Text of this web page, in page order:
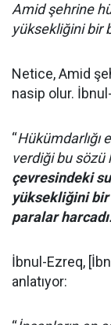
Amid şehrine
yüksekliğini bir
Netice, Amid
nasip olur.
“Hükümdarlığı
verdiği bu sözü
çevresindeki
yüksekliğini bir
paralar
İbnul-Ezreq,
anlatıyor: